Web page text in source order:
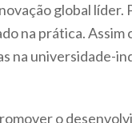
global líder.
na prática. Assim
na universidade-
o